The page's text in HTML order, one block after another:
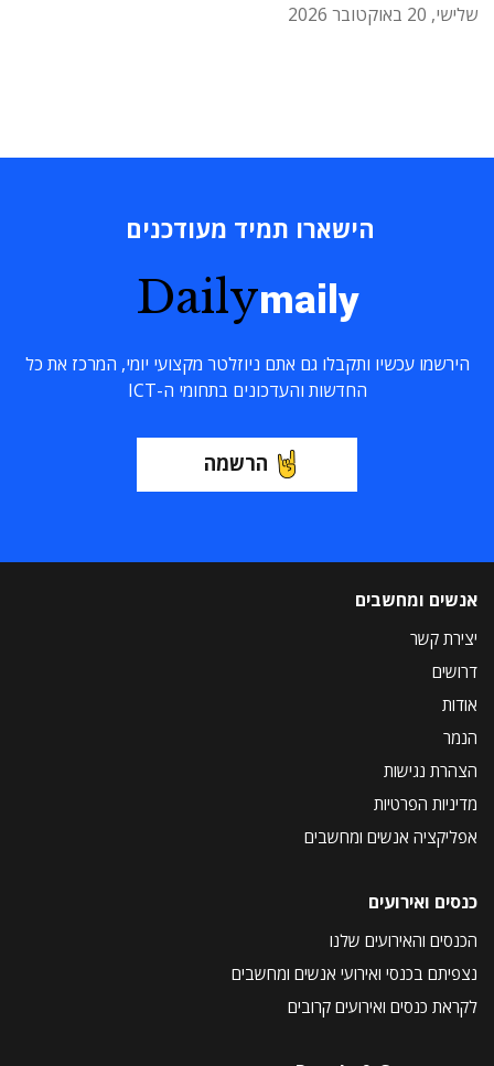
שלישי, 20 באוקטובר 2026
הישארו תמיד מעודכנים
Dailymaily
הירשמו עכשיו ותקבלו גם אתם ניוזלטר מקצועי יומי, המרכז את כל
החדשות והעדכונים בתחומי ה-ICT
הרשמה
אנשים ומחשבים
יצירת קשר
דרושים
אודות
הנמר
הצהרת נגישות
מדיניות הפרטיות
אפליקציה אנשים ומחשבים
כנסים ואירועים
הכנסים והאירועים שלנו
נצפיתם בכנסי ואירועי אנשים ומחשבים
לקראת כנסים ואירועים קרובים